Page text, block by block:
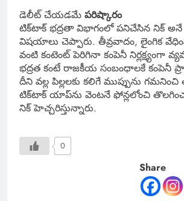
డెలీట్ చేయడమే పరిష్కారం
టిక్‌టాక్ భద్రతా విభాగంలో పనిచేసిన నిక్ అనే
విషయాలు చెప్పారు. తీవ్రవాదం, లైంగిక
వంటి కంటెంట్ పెరిగినా కంపెనీ నిర్లక్ష్యంగా
భద్రత కంటే రాజకీయ సంబంధాలకే కంపెనీ
దీని వల్ల పిల్లలకు కలిగే ముప్పును గమనించి
టిక్‌టాక్ యాప్‌ను వెంటనే ఫోన్లలోంచి
నిక్ హెచ్చరిస్తున్నారు.
0
Share